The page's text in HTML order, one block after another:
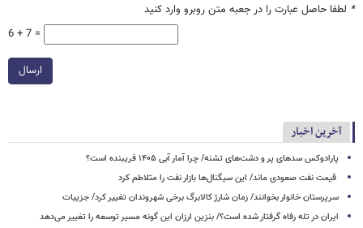
* لطفا حاصل عبارت را در جعبه متن روبرو وارد کنید
6 + 7 =
ارسال
آخرین اخبار
پارادوکس سدهای پر و دشت‌های تشنه/ چرا آمار آبی ۱۴۰۵ فریبنده است؟
قیمت نفت صعودی ماند/ این سیگنال‌ها بازار نفت را متلاطم کرد
سرپرستان خانوار بخوانند/ زمان شارژ کالابرگ برخی شهروندان تغییر کرد/ جزییات
ایران در تله رفاه گرفتار شده است؟/ بنزین ارزان این گونه مسیر توسعه را تغییر می‌دهد